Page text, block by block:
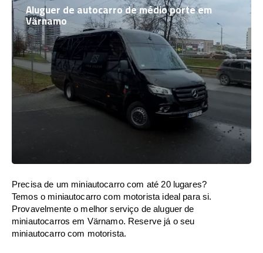
Aluguer de autocarro de médio porte em
Värnamo
Precisa de um miniautocarro com até 20 lugares?
Temos o miniautocarro com motorista ideal para si.
Provavelmente o melhor serviço de aluguer de
miniautocarros em Värnamo. Reserve já o seu
miniautocarro com motorista.